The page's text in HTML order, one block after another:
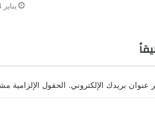
يناير 14, 2020
عنوان بريدك الإلكتروني. الحقول الإلزامية